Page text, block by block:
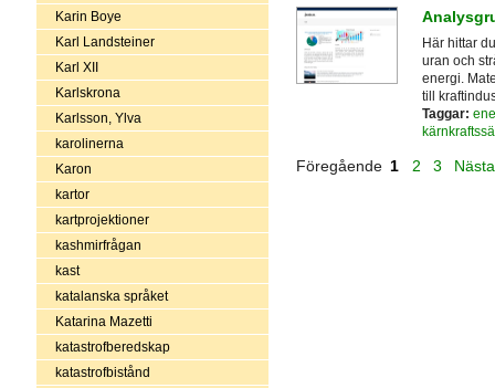
Karin Boye
Karl Landsteiner
Karl XII
Karlskrona
Karlsson, Ylva
karolinerna
Karon
kartor
kartprojektioner
kashmirfrågan
kast
katalanska språket
Katarina Mazetti
katastrofberedskap
katastrofbistånd
Här hittar
uran och
energi.
till
Taggar:
Föregående 1 2 3